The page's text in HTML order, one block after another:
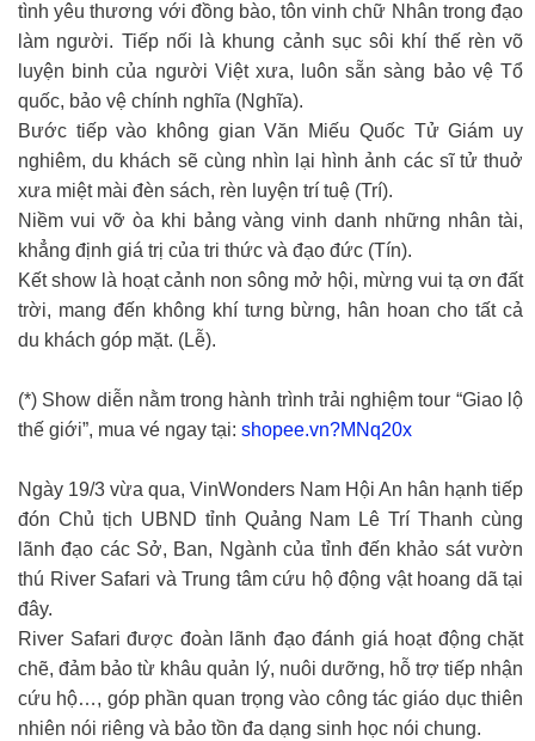
tình yêu thương với đồng bào, tôn vinh chữ Nhân trong đạo
làm người. Tiếp nối là khung cảnh sục sôi khí thế rèn võ
luyện binh của người Việt xưa, luôn sẵn sàng bảo vệ Tổ
quốc, bảo vệ chính nghĩa (Nghĩa).
Bước tiếp vào không gian Văn Miếu Quốc Tử Giám uy
nghiêm, du khách sẽ cùng nhìn lại hình ảnh các sĩ tử thuở
xưa miệt mài đèn sách, rèn luyện trí tuệ (Trí).
Niềm vui vỡ òa khi bảng vàng vinh danh những nhân tài,
khẳng định giá trị của tri thức và đạo đức (Tín).
Kết show là hoạt cảnh non sông mở hội, mừng vui tạ ơn đất
trời, mang đến không khí tưng bừng, hân hoan cho tất cả
du khách góp mặt. (Lễ).
(*) Show diễn nằm trong hành trình trải nghiệm tour “Giao lộ
thế giới”, mua vé ngay tại: shopee.vn?MNq20x
Ngày 19/3 vừa qua, VinWonders Nam Hội An hân hạnh tiếp
đón Chủ tịch UBND tỉnh Quảng Nam Lê Trí Thanh cùng
lãnh đạo các Sở, Ban, Ngành của tỉnh đến khảo sát vườn
thú River Safari và Trung tâm cứu hộ động vật hoang dã tại
đây.
River Safari được đoàn lãnh đạo đánh giá hoạt động chặt
chẽ, đảm bảo từ khâu quản lý, nuôi dưỡng, hỗ trợ tiếp nhận
cứu hộ…, góp phần quan trọng vào công tác giáo dục thiên
nhiên nói riêng và bảo tồn đa dạng sinh học nói chung.